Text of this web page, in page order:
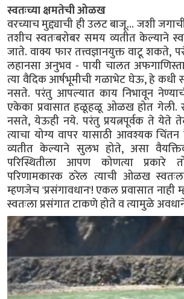
स्वतःच्या क्षमतेची ओळख
वरच्याच मुद्द्याची ही उलट बाजू... जशी
तशीच स्वतःबरोबर समय व्यतीत केल्याने
जाते. वाक्य फार तत्त्वज्ञानयुक्त वाटू शकते,
लहानसा अनुभव - पायी चालत
त्या वैदिक आर्षभूमीची गळाभेट घेऊ, हे कधी
नसते. परंतु आपल्यात काय निभावून
एकेका प्रवासात हळूहळू ओळख होत गेली.
नसते, येऊही नये. परंतु प्रयत्नपूर्वक ते येते
त्याचा योग्य वापर यासाठी आवश्यक
व्यतीत केल्याने सुलभ होते, असा
परिस्थितीला आपण कोणत्या
परिणामकारक ठरेल त्याची ओळख
म्हणजेच 'प्रसंगावधान'! एकल प्रवासात नाही
स्वतःला प्रसंगात टाकणे होते व त्यामुळे